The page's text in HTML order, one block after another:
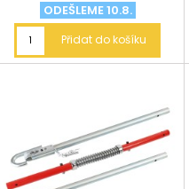
ODEŠLEME 10.8.
Přidat do košíku